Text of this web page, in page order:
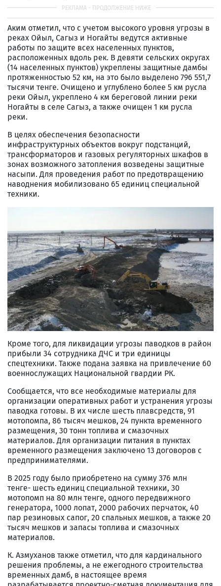
Аким отметил, что с учетом высокого уровня угрозы в
реках Ойыл, Сагыз и Ногайты ведутся активные
работы по защите всех населенных пунктов,
расположенных вдоль рек. В девяти сельских округах
(14 населенных пунктов) укреплены защитные дамбы
протяженностью 52 км, на это было выделено 796 551,7
тысячи тенге. Очищено и углублено более 5 км русла
реки Ойыл, укреплено 4 км береговой линии реки
Ногайты в селе Сагыз, а также очищен 1 км русла
реки.
В целях обеспечения безопасности
инфраструктурных объектов вокруг подстанций,
трансформаторов и газовых регуляторных шкафов в
зонах возможного затопления возведены защитные
насыпи. Для проведения работ по предотвращению
наводнения мобилизовано 65 единиц специальной
техники.
Кроме того, для ликвидации угрозы паводков в район
прибыли 34 сотрудника ДЧС и три единицы
спецтехники. Также подана заявка на привлечение 60
военнослужащих Национальной гвардии РК.
Сообщается, что все необходимые материалы для
организации оперативных работ и устранения угрозы
паводка готовы. В их числе шесть плавсредств, 91
мотопомпа, 86 тысяч мешков, 24 пункта временного
размещения, 30 тонн топлива и смазочных
материалов. Для организации питания в пунктах
временного размещения заключено 13 договоров с
предпринимателями.
В 2025 году было приобретено на сумму 376 млн
тенге- шесть единиц специальной техники, 30
мотопомп на 80 млн тенге, одного передвижного
генератора, 1000 лопат, 2000 рабочих перчаток, 40
пар резиновых сапог, 20 спальных мешков, а также 20
тысяч мешков и запасы топлива и смазочных
материалов.
К. Азмуханов также отметил, что для кардинального
решения проблемы, а не ежегодного строительства
временных дамб, в настоящее время